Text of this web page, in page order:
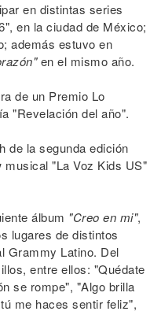
en distintas series
en la ciudad de México;
además estuvo en
en el mismo año.
de un Premio Lo
"Revelación del año".
de la segunda edición
"La Voz Kids US"
álbum "Creo en mi",
lugares de distintos
Grammy Latino. Del
entre ellos: "Quédate
se rompe", "Algo brilla
me haces sentir feliz",